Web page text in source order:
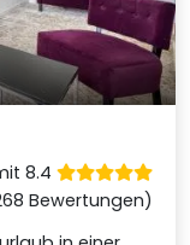
8.4
Bewertungen)